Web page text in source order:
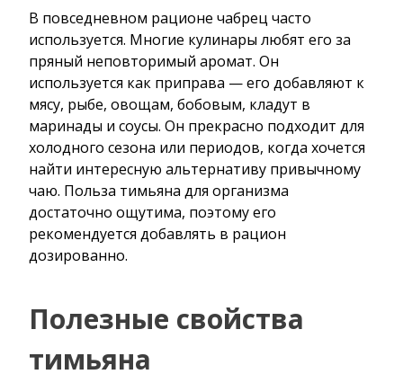
В повседневном рационе чабрец часто
используется. Многие кулинары любят его за
пряный неповторимый аромат. Он
используется как приправа — его добавляют к
мясу, рыбе, овощам, бобовым, кладут в
маринады и соусы. Он прекрасно подходит для
холодного сезона или периодов, когда хочется
найти интересную альтернативу привычному
чаю. Польза тимьяна для организма
достаточно ощутима, поэтому его
рекомендуется добавлять в рацион
дозированно.
Полезные свойства
тимьяна